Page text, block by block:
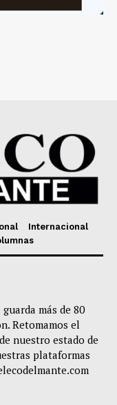
Internacional
más de 80
Retomamos el
nuestro estado de
plataformas